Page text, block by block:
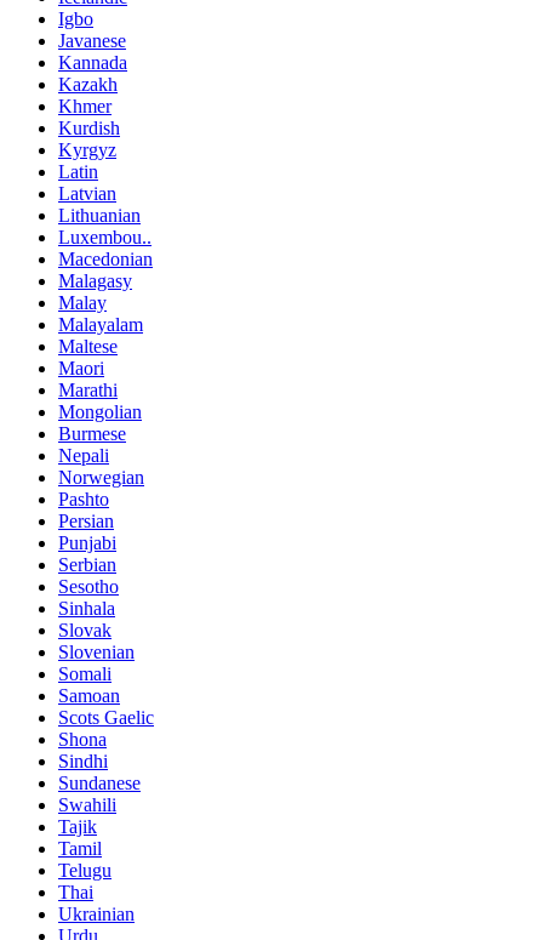
Igbo
Javanese
Kannada
Kazakh
Khmer
Kurdish
Kyrgyz
Latin
Latvian
Lithuanian
Luxembou..
Macedonian
Malagasy
Malay
Malayalam
Maltese
Maori
Marathi
Mongolian
Burmese
Nepali
Norwegian
Pashto
Persian
Punjabi
Serbian
Sesotho
Sinhala
Slovak
Slovenian
Somali
Samoan
Scots Gaelic
Shona
Sindhi
Sundanese
Swahili
Tajik
Tamil
Telugu
Thai
Ukrainian
Urdu